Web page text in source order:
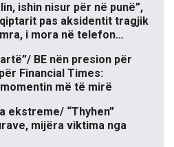
ishin nisur për në punë”,
pas aksidentit tragjik
i mora në telefon…
BE nën presion për
Financial Times:
më të mirë
ekstreme/ “Thyhen”
mijëra viktima nga